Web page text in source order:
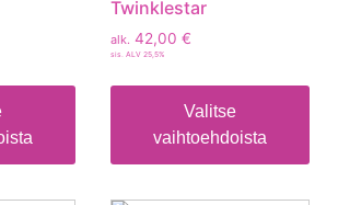
Twinklestar
alk. 42,00 €
sis. ALV 25,5%
Valitse
vaihtoehdoista